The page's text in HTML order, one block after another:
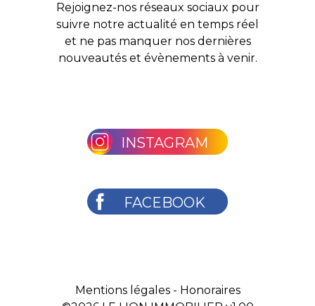
Rejoignez-nos réseaux sociaux pour
suivre notre actualité en temps réel
et ne pas manquer nos dernières
nouveautés et évènements à venir.
INSTAGRAM
FACEBOOK
Mentions légales- Honoraires